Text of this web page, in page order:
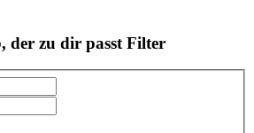
der zu dir passt Filter